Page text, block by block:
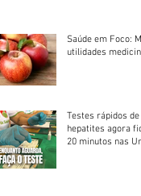
Saúde em Foco:
utilidades
Testes rápidos
hepatites agora
20 minutos nas